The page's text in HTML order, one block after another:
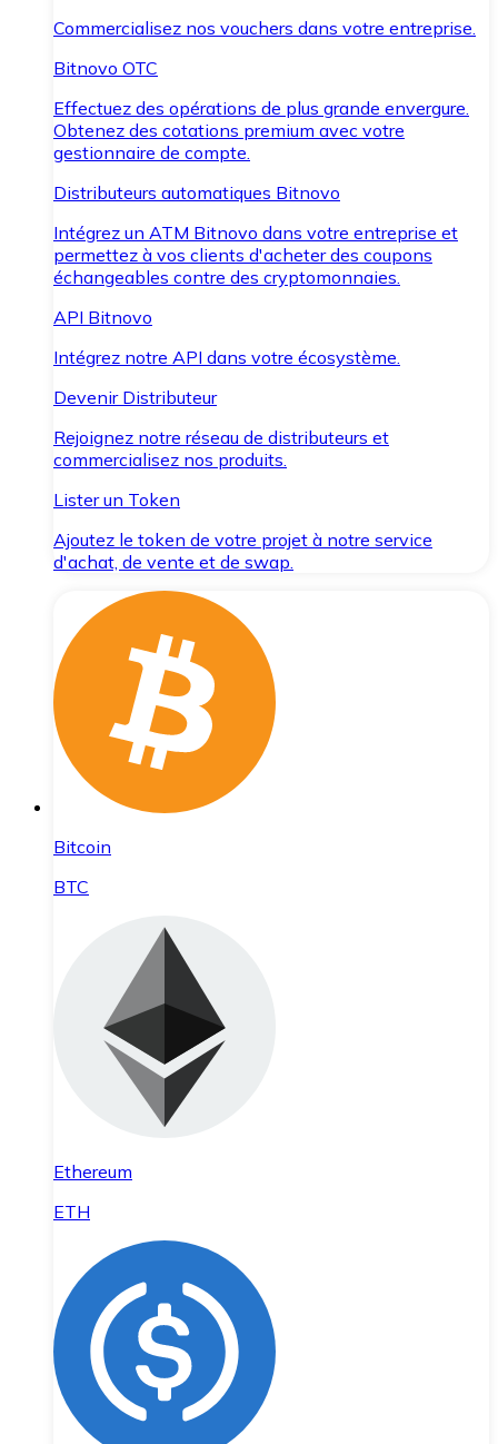
Commercialisez nos vouchers dans votre entreprise.
Bitnovo OTC
Effectuez des opérations de plus grande envergure.
Obtenez des cotations premium avec votre
gestionnaire de compte.
Distributeurs automatiques Bitnovo
Intégrez un ATM Bitnovo dans votre entreprise et
permettez à vos clients d'acheter des coupons
échangeables contre des cryptomonnaies.
API Bitnovo
Intégrez notre API dans votre écosystème.
Devenir Distributeur
Rejoignez notre réseau de distributeurs et
commercialisez nos produits.
Lister un Token
Ajoutez le token de votre projet à notre service
d'achat, de vente et de swap.
Bitcoin
BTC
Ethereum
ETH